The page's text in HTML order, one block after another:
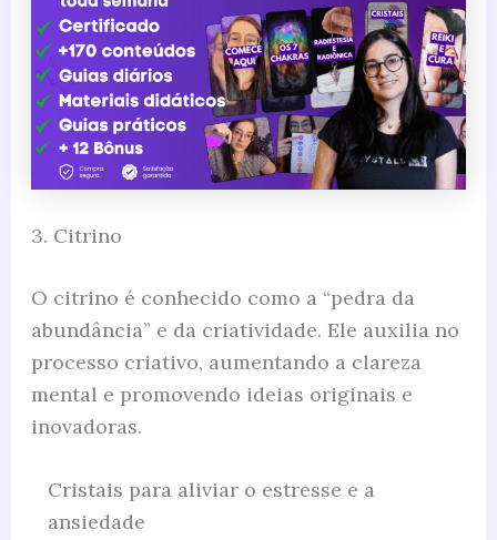
3. Citrino
O citrino é conhecido como a “pedra da
abundância” e da criatividade. Ele auxilia no
processo criativo, aumentando a clareza
mental e promovendo ideias originais e
inovadoras.
Cristais para aliviar o estresse e a
ansiedade